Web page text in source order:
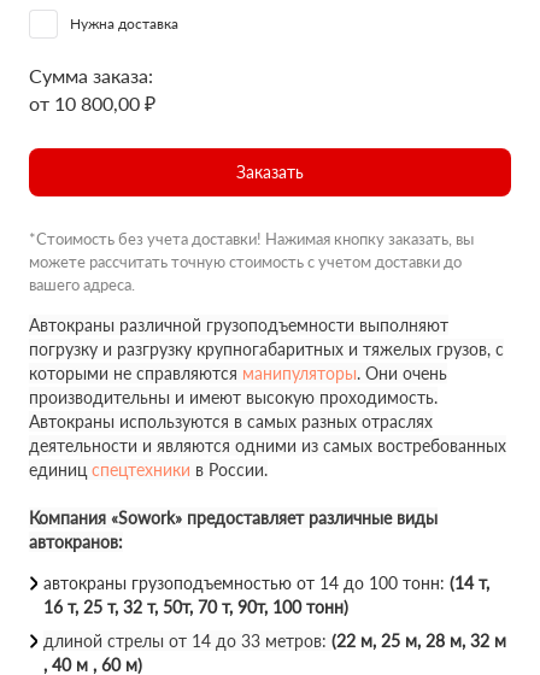
Нужна доставка
Сумма заказа:
от 10 800,00 ₽
Заказать
*Стоимость без учета доставки! Нажимая кнопку заказать, вы
можете рассчитать точную стоимость с учетом доставки до
вашего адреса.
Автокраны различной грузоподъемности выполняют
погрузку и разгрузку крупногабаритных и тяжелых грузов, с
которыми не справляются манипуляторы. Они очень
производительны и имеют высокую проходимость.
Автокраны используются в самых разных отраслях
деятельности и являются одними из самых востребованных
единиц спецтехники в России.
Компания «Sowork» предоставляет различные виды
автокранов:
автокраны грузоподъемностью от 14 до 100 тонн: (14 т,
16 т, 25 т, 32 т, 50т, 70 т, 90т, 100 тонн)
длиной стрелы от 14 до 33 метров: (22 м, 25 м, 28 м, 32 м
, 40 м , 60 м)